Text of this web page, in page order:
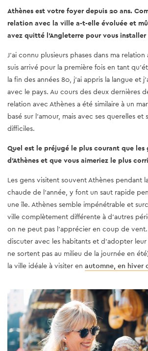
Athènes est votre foyer depuis 20 ans.
relation avec la ville a-t-elle évoluée et
avez quitté l'Angleterre pour vous installer
J’ai connu plusieurs phases dans ma
suis arrivé pour la première fois en tant
la fin des années 80, j'ai appris la langue et
avec le pays. Au cours des deux dernières
relation avec Athènes a été similaire à un
basé sur l'amour, mais avec ses querelles et
difficiles.
Quel est le préjugé le plus courant que les
d'Athènes et que vous aimeriez le plus
Les gens visitent souvent Athènes pendant
chaude de l'année, y font un saut rapide
une île. Athènes semble impénétrable et
ville complètement différente à d’autres
on ne peut pas l’apprécier en coup de
discuter avec les habitants et d’adopter
ne sortent pas au milieu de la journée en
la ville idéale à visiter en automne, en hiver